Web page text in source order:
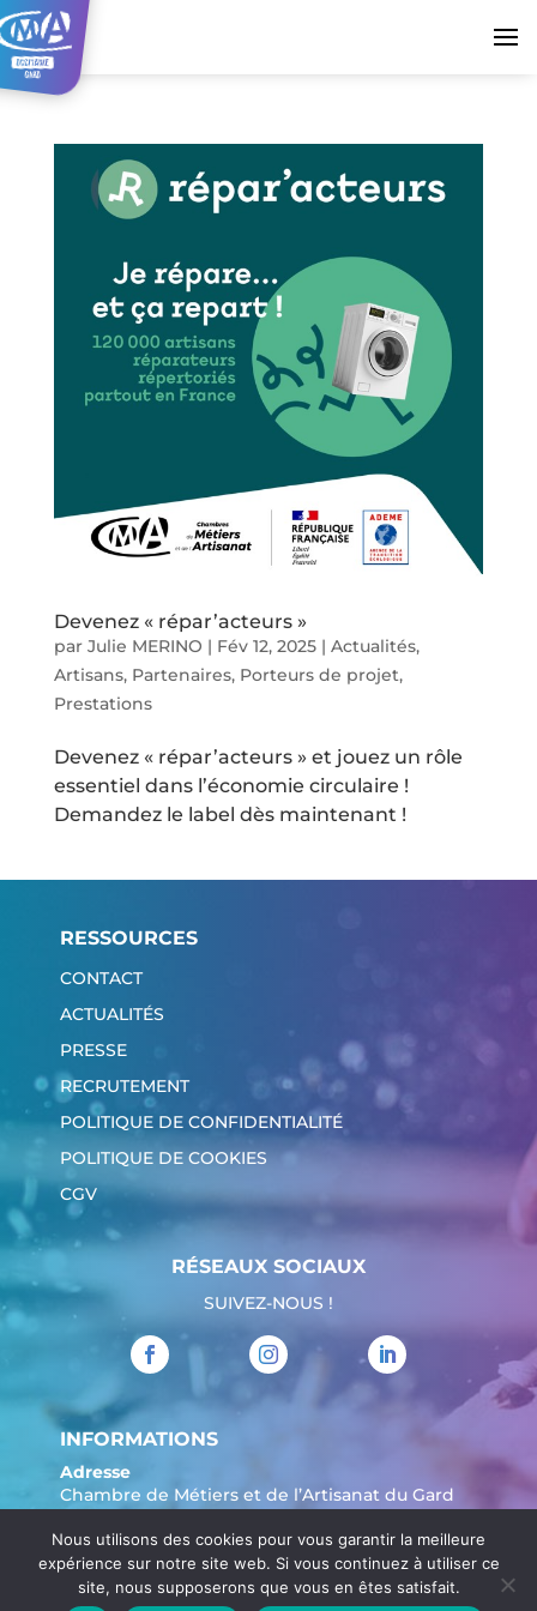
Devenez « répar’acteurs »
par Julie MERINO | Fév 12, 2025| Actualités,
Artisans, Partenaires, Porteurs de projet,
Prestations
Devenez « répar’acteurs » et jouez un rôle
essentiel dans l’économie circulaire !
Demandez le label dès maintenant !
RESSOURCES
CONTACT
ACTUALITÉS
PRESSE
RECRUTEMENT
POLITIQUE DE CONFIDENTIALITÉ
POLITIQUE DE COOKIES
CGV
RÉSEAUX SOCIAUX
SUIVEZ-NOUS !
INFORMATIONS
Adresse
Chambre de Métiers et de l’Artisanat du Gard
904 Avenue Marechal Juin
30908 Nîmes
Tél. :04 66 62 80 00
Nous utilisons des cookies pour vous garantir la meilleure
expérience sur notre site web. Si vous continuez à utiliser ce
site, nous supposerons que vous en êtes satisfait.